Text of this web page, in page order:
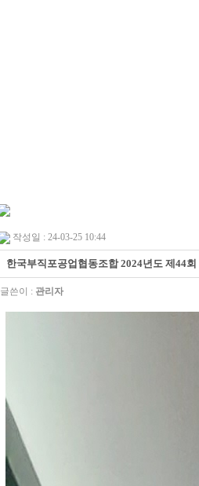
작성일 : 24-03-25 10:44
한국부직포공업협동조합 2024년도 제44
글쓴이 : 관리자